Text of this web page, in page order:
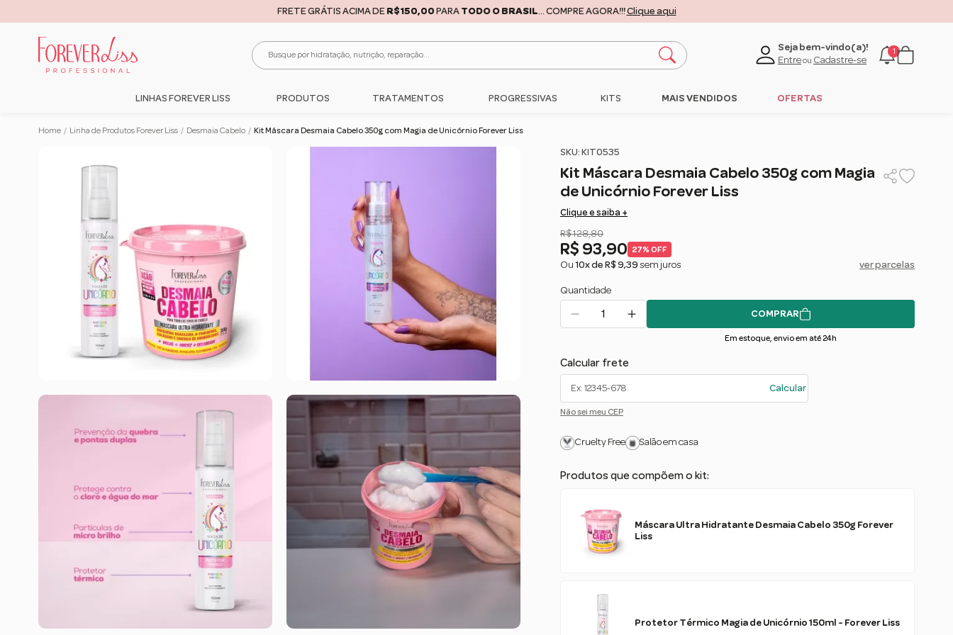
FRETE GRÁTIS ACIMA DE R$150,00 PARA TODO O BRASIL ... COMPRE AGORA!!!Clique aqui
Seja bem-vindo(a)!
Entreou Cadastre-se
1
LINHAS FOREVER LISS PRODUTOS TRATAMENTOS PROGRESSIVAS KITS MAIS VENDIDOS OFERTAS
Home / Linha de Produtos Forever Liss / Desmaia Cabelo / Kit Máscara Desmaia Cabelo 350g com Magia de Unicórnio Forever Liss
SKU: KIT0535
Kit Máscara Desmaia Cabelo 350g com Magia
de Unicórnio Forever Liss
Clique e saiba +
R$ 128,80
R$ 93,90 27% OFF
Ou 10x de R$ 9,39 sem juros ver parcelas
Quantidade
COMPRAR
Em estoque, envio em até 24h
Calcular frete
Calcular
Não sei meu CEP
Cruelty Free Salão em casa
Produtos que compõem o kit:
Máscara Ultra Hidratante Desmaia Cabelo 350g Forever
Liss
Protetor Térmico Magia de Unicórnio 150ml - Forever Liss